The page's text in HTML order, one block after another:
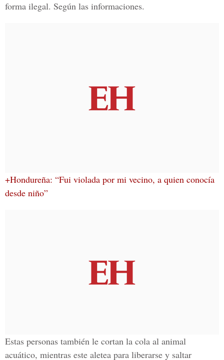
forma ilegal. Según las informaciones.
+Hondureña: “Fui violada por mi vecino, a quien conocía
desde niño”
Estas personas también le cortan la cola al animal
acuático, mientras este aletea para liberarse y saltar